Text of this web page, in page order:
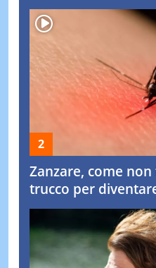
Zanzare, come
trucco per